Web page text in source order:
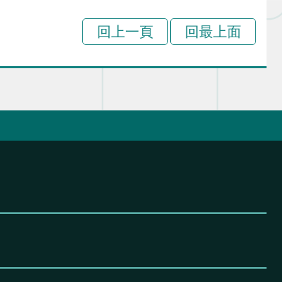
回上一頁 回最上面